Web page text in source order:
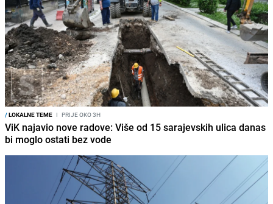
/LOKALNE TEME I PRIJE OKO 3H
ViK najavio nove radove: Više od 15 sarajevskih ulica danas
bi moglo ostati bez vode